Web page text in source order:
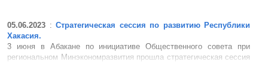
стратегии поз...
05.06.2023 : Стратегическая сессия по развитию Республики
Хакасия.
3 июня в Абакане по инициативе Общественного совета при
региональном Минэкономразвития прошла стратегическая сессия